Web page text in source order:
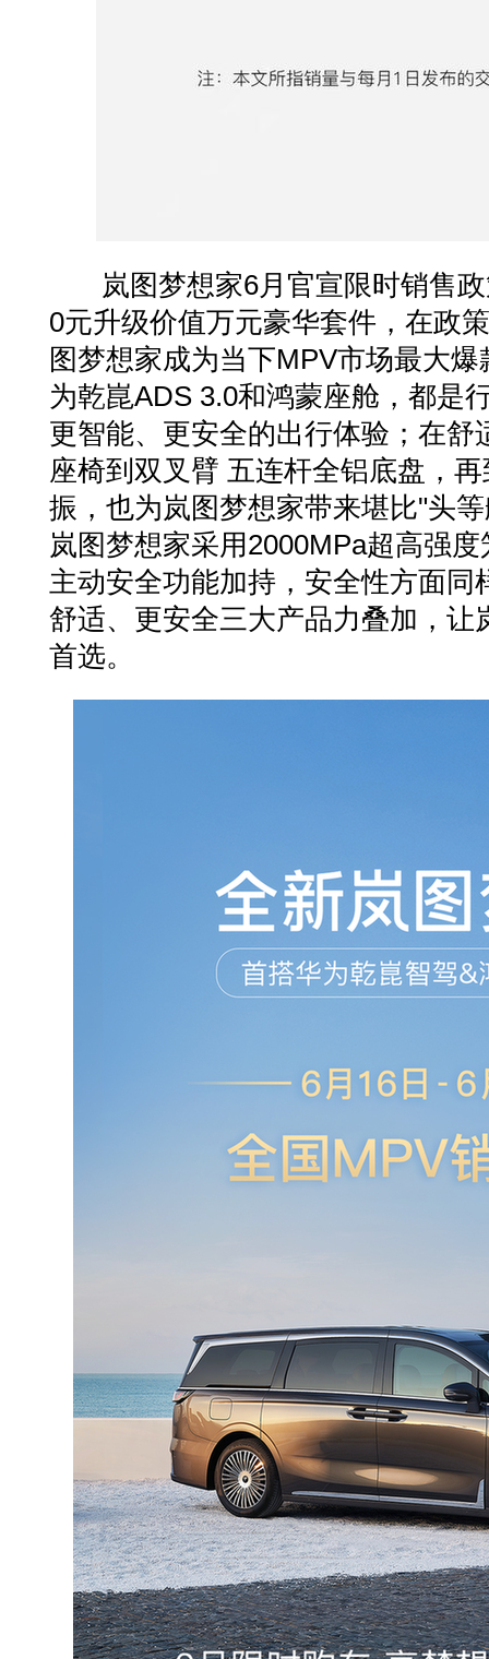
岚图梦想家6月官宣限时销售
0元升级价值万元豪华套件，在政
图梦想家成为当下MPV市场最大
为乾崑ADS 3.0和鸿蒙座舱，都是
更智能、更安全的出行体验；在舒
座椅到双叉臂 五连杆全铝底盘，
振，也为岚图梦想家带来堪比"头
岚图梦想家采用2000MPa超高强
主动安全功能加持，安全性方面同
舒适、更安全三大产品力叠加，让
首选。